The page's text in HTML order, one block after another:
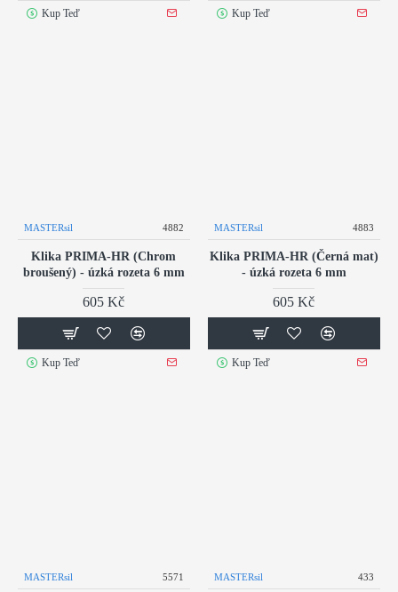
Kup Teď Kup Teď
MASTERsil 4882
Klika PRIMA-HR (Chrom
broušený) - úzká rozeta 6 mm
605 Kč
Kup Teď
MASTERsil 4883
Klika PRIMA-HR (Černá mat)
- úzká rozeta 6 mm
605 Kč
Kup Teď
MASTERsil 5571 MASTERsil 433